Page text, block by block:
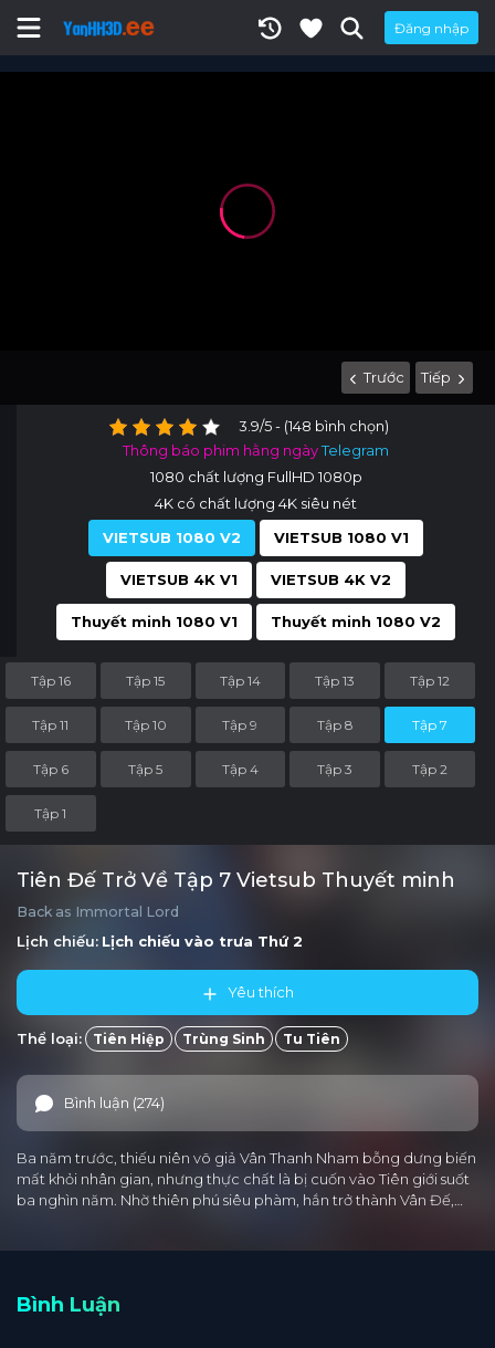
Đăng nhập
Trước Tiếp
3.9/5 - (148 bình chọn)
Thông báo phim hằng ngàyTelegram
1080 chất lượng FullHD 1080p
4K có chất lượng 4K siêu nét
VIETSUB 1080 V2
VIETSUB 1080 V1
VIETSUB 4K V1 VIETSUB 4K V2
Thuyết minh 1080 V1 Thuyết minh 1080 V2
Tập 16 Tập 15 Tập 14 Tập 13 Tập 12
Tập 11 Tập 10 Tập 9 Tập 8 Tập 7
Tập 6 Tập 5 Tập 4 Tập 3 Tập 2
Tập 1
Tiên Đế Trở Về Tập 7 Vietsub Thuyết minh
Back as Immortal Lord
Lịch chiếu: Lịch chiếu vào trưa Thứ 2
Yêu thích
Thể loại: Tiên Hiệp Trùng Sinh Tu Tiên
Bình luận (274)
Ba năm trước, thiếu niên võ giả Vân Thanh Nham bỗng dưng biến
mất khỏi nhân gian, nhưng thực chất là bị cuốn vào Tiên giới suốt
ba nghìn năm. Nhờ thiên phú siêu phàm, hắn trở thành Vân Đế,…
Bình Luận